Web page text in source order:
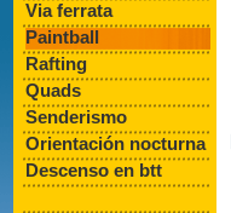
Via ferrata
Paintball
Rafting
Quads
Senderismo
Orientación nocturna
Descenso en btt